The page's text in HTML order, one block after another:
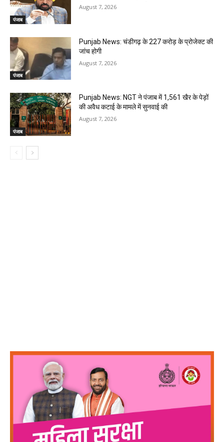
पंजाब
August 7, 2026
पंजाब
Punjab News: चंडीगढ़ के ₹227 करोड़ के प्रोजेक्ट की
जांच होगी
August 7, 2026
पंजाब
Punjab News: NGT ने पंजाब में 1,561 खैर के पेड़ों
की अवैध कटाई के मामले में सुनवाई की
August 7, 2026